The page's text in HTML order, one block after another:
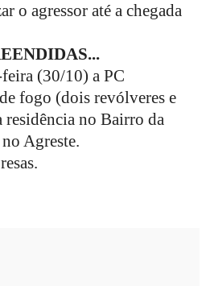
o agressor até a chegada
(30/10) a PC
fogo (dois revólveres e
residência no Bairro da
Agreste.